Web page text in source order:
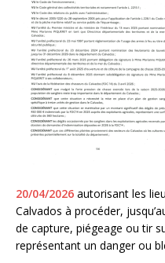
20/04/2026 autorisant les
Calvados à procéder,
de capture, piégeage ou tir
représentant un danger ou